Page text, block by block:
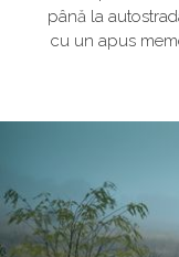
până la
cu un apus